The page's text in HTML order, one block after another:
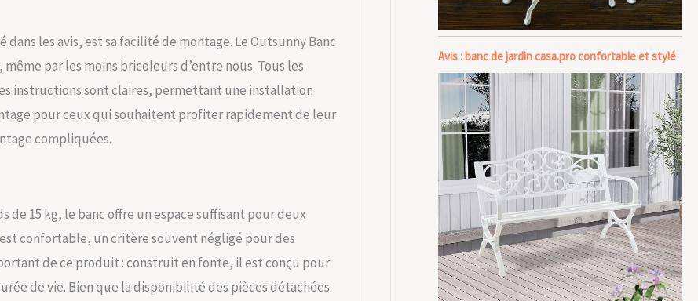
les avis, est sa facilité de montage. Le Outsunny Banc
par les moins bricoleurs d’entre nous. Tous les
instructions sont claires, permettant une installation
pour ceux qui souhaitent profiter rapidement de leur
compliquées.
de 15 kg, le banc offre un espace suffisant pour deux
confortable, un critère souvent négligé pour des
de ce produit : construit en fonte, il est conçu pour
de vie. Bien que la disponibilité des pièces détachées
Avis : banc de jardin casa.pro confortable et stylé